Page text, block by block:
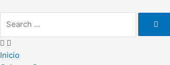
contenido
Inicio